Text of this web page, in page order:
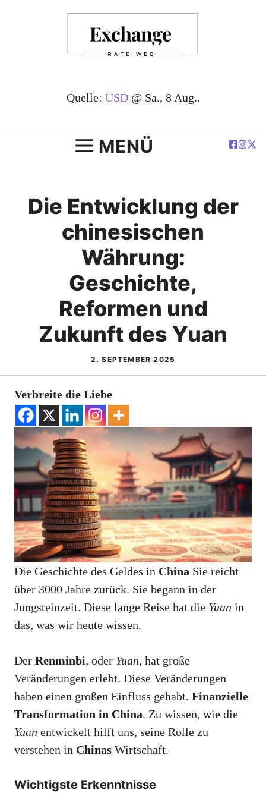
Quelle: USD@ Sa., 8 Aug..
MENÜ
Die Entwicklung der
chinesischen
Währung:
Geschichte,
Reformen und
Zukunft des Yuan
2. SEPTEMBER 2025
Verbreite die Liebe
Die Geschichte des Geldes in China Sie reicht
über 3000 Jahre zurück. Sie begann in der
Jungsteinzeit. Diese lange Reise hat die Yuan in
das, was wir heute wissen.
Der Renminbi, oder Yuan, hat große
Veränderungen erlebt. Diese Veränderungen
haben einen großen Einfluss gehabt. Finanzielle
Transformation in China. Zu wissen, wie die
Yuan entwickelt hilft uns, seine Rolle zu
verstehen in Chinas Wirtschaft.
Wichtigste Erkenntnisse